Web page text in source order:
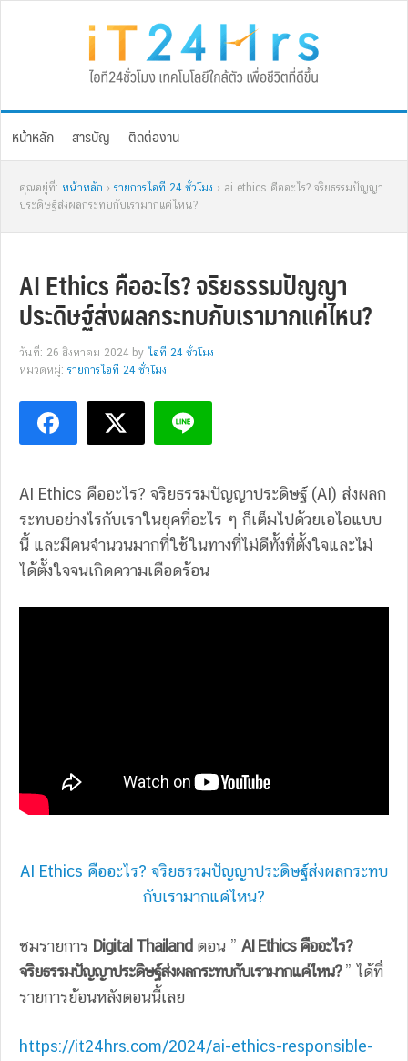
หน้าหลัก สารบัญ ติดต่องาน
คุณอยู่ที่: หน้าหลัก › รายการไอที 24 ชั่วโมง › ai ethics คืออะไร? จริยธรรมปัญญา
ประดิษฐ์ส่งผลกระทบกับเรามากแค่ไหน?
AI Ethics คืออะไร? จริยธรรมปัญญา
ประดิษฐ์ส่งผลกระทบกับเรามากแค่ไหน?
วันที่: 26 สิงหาคม 2024 by ไอที 24 ชั่วโมง
หมวดหมู่: รายการไอที 24 ชั่วโมง
AI Ethics คืออะไร? จริยธรรมปัญญาประดิษฐ์ (AI) ส่งผลก
ระทบอย่างไรกับเราในยุคที่อะไร ๆ ก็เต็มไปด้วยเอไอแบบ
นี้ และมีคนจํานวนมากที่ใช้ในทางที่ไม่ดีทั้งที่ตั้งใจและไม่
ได้ตั้งใจจนเกิดความเดือดร้อน
AI Ethics คืออะไร? จริยธรรมปัญญาประดิษฐ์ส่งผลกระทบ
กับเรามากแค่ไหน?
ชมรายการ Digital Thailand ตอน ” AI Ethics คืออะไร?
จริยธรรมปัญญาประดิษฐ์ส่งผลกระทบกับเรามากแค่ไหน? ” ได้ที่
รายการย้อนหลังตอนนี้เลย
https://it24hrs.com/2024/ai-ethics-responsible-